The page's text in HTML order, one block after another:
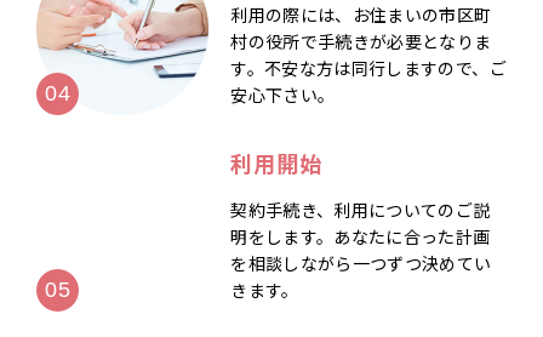
利用の際には、お住まいの市区町
村の役所で手続きが必要となりま
す。不安な方は同行しますので、ご
安心下さい。
利用開始
契約手続き、利用についてのご説
明をします。あなたに合った計画
を相談しながら一つずつ決めてい
きます。